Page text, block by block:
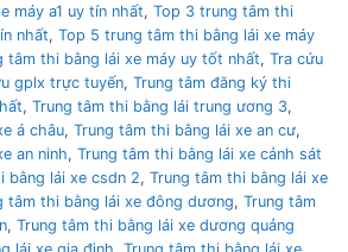
máy a1 uy tín nhất, Top 3 trung tâm thi
nhất, Top 5 trung tâm thi bằng lái xe máy
tâm thi bằng lái xe máy uy tốt nhất, Tra cứu
gplx trực tuyến, Trung tâm đăng ký thi
, Trung tâm thi bằng lái trung ương 3,
á châu, Trung tâm thi bằng lái xe an cư,
an ninh, Trung tâm thi bằng lái xe cảnh sát
bằng lái xe csdn 2, Trung tâm thi bằng lái xe
tâm thi bằng lái xe đông dương, Trung tâm
, Trung tâm thi bằng lái xe dương quảng